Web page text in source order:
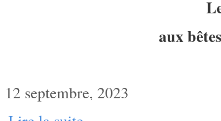
aux
12 septembre, 2023